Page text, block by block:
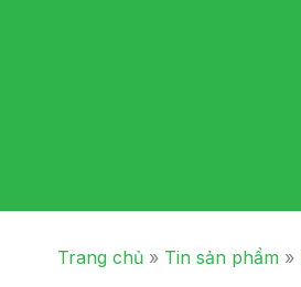
Trang chủ » Tin sản phẩm »